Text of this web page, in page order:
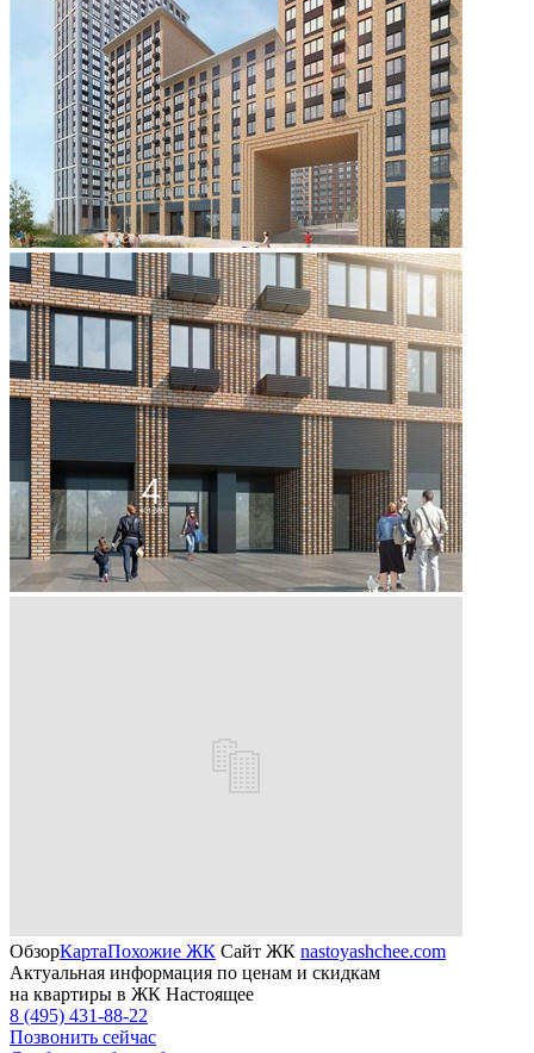
ОбзорКартаПохожие ЖК Сайт ЖК nastoyashchee.com
Актуальная информация по ценам и скидкам
на квартиры в ЖК Настоящее
8 (495) 431-88-22
Позвонить сейчас